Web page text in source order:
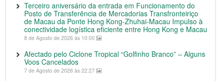
Terceiro aniversário da entrada em Funcionamento do
Posto de Transferência de Mercadorias Transfronteiriço
de Macau da Ponte Hong Kong-Zhuhai-Macau Impulso à
conectividade logística eficiente entre Hong Kong e Macau
8 de Agosto de 2026 às 10:00
Afectado pelo Ciclone Tropical “Golfinho Branco” – Alguns
Voos Cancelados
7 de Agosto de 2026 às 22:27